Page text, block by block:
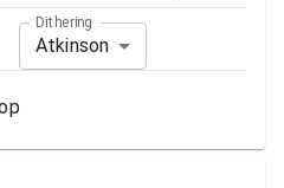
Dithering
Atkinson